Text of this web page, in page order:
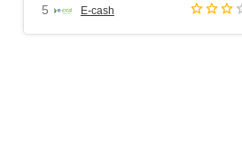
5 Е-cash